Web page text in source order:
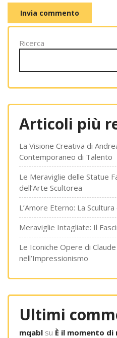
Ricerca
Articoli più
La Visione Creativa di
Contemporaneo di Talento
Le Meraviglie delle Statue
dell’Arte Scultorea
L’Amore Eterno: La
Meraviglie Intagliate: Il
Le Iconiche Opere di
nell’Impressionismo
Ultimi
mqabl su È il momento